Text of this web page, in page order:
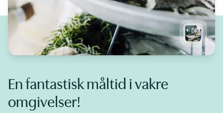
+5
En fantastisk måltid i vakre
omgivelser!